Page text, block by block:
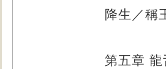
降生／稱
第五章